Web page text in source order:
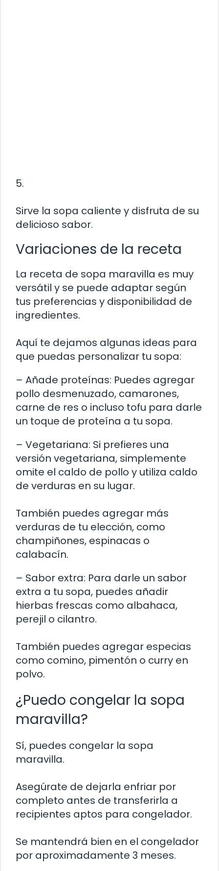
5.
Sirve la sopa caliente y disfruta de su
delicioso sabor.
Variaciones de la receta
La receta de sopa maravilla es muy
versátil y se puede adaptar según
tus preferencias y disponibilidad de
ingredientes.
Aquí te dejamos algunas ideas para
que puedas personalizar tu sopa:
– Añade proteínas: Puedes agregar
pollo desmenuzado, camarones,
carne de res o incluso tofu para darle
un toque de proteína a tu sopa.
– Vegetariana: Si prefieres una
versión vegetariana, simplemente
omite el caldo de pollo y utiliza caldo
de verduras en su lugar.
También puedes agregar más
verduras de tu elección, como
champiñones, espinacas o
calabacín.
– Sabor extra: Para darle un sabor
extra a tu sopa, puedes añadir
hierbas frescas como albahaca,
perejil o cilantro.
También puedes agregar especias
como comino, pimentón o curry en
polvo.
¿Puedo congelar la sopa
maravilla?
Sí, puedes congelar la sopa
maravilla.
Asegúrate de dejarla enfriar por
completo antes de transferirla a
recipientes aptos para congelador.
Se mantendrá bien en el congelador
por aproximadamente 3 meses.